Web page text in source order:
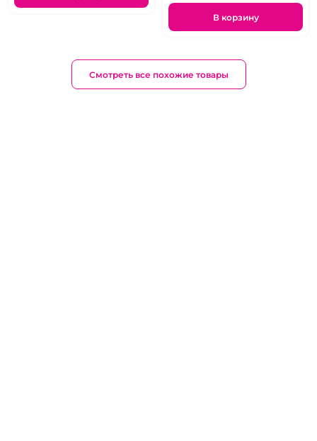
В корзину
Смотреть все похожие товары